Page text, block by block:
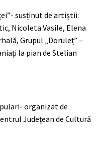
susținut de artiștii:
Nicoleta Vasile, Elena
Grupul „Doruleț” –
la pian de Stelian
organizat de
Județean de Cultură